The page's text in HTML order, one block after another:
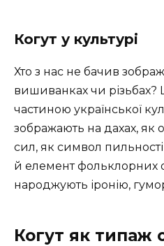
Когут у культурі
Хто з нас не бачив
вишиванках чи різьбах?
частиною української
зображають на дахах, як
сил, як символ
й елемент фольклорних
народжують іронію,
Когут як типаж